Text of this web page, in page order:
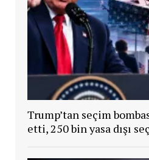
Trump’tan seçim
etti, 250 bin yasa dışı